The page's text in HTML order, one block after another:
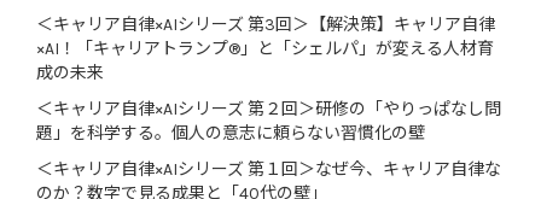
＜キャリア自律×AIシリーズ 第3回＞【解決策】キャリア自律
×AI！「キャリアトランプ®」と「シェルパ」が変える人材育
成の未来
＜キャリア自律×AIシリーズ 第２回＞研修の「やりっぱなし問
題」を科学する。個人の意志に頼らない習慣化の壁
＜キャリア自律×AIシリーズ 第１回＞なぜ今、キャリア自律な
のか？数字で見る成果と「40代の壁」